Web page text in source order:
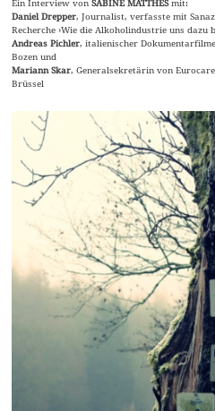
Ein Interview vonSABINE MATTHESmit:
Daniel Drepper, Journalist, verfasste mit
Recherche ›Wie die Alkoholindustrie uns
Andreas Pichler, italienischer
Bozen und
Mariann Skar, Generalsekretärin von
Brüssel